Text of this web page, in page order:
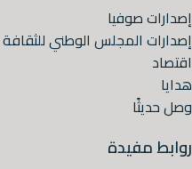
إصدارات صوفيا
إصدارات المجلس الوطني للثقافة
اقتصاد
هدايا
وصل حديثًا
روابط مفيدة